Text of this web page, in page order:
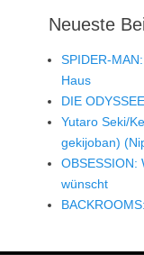
Neueste
SPIDER-
Haus
DIE
Yutaro Seki/
gekijoban)
OBSESSION:
wünscht